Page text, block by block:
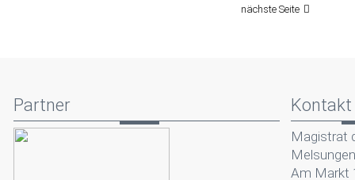
nächste Seite
Partner Kontakt
Magistrat
Melsungen
Am Markt